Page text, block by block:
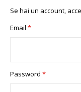
Se hai un account,
Email
Password